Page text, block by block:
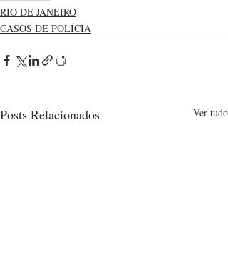
RIO DE JANEIRO
CASOS DE POLÍCIA
Posts Relacionados Ver tudo